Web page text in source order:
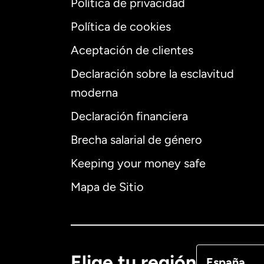
Política de privacidad
Política de cookies
Aceptación de clientes
Declaración sobre la esclavitud
moderna
Declaración financiera
Brecha salarial de género
Keeping your money safe
Mapa de Sitio
Internacional
Alemania